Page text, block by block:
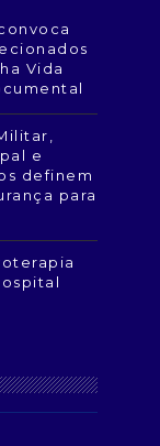
Vida
e
definem
para